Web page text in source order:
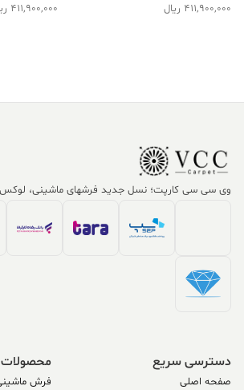
411,900,000 ریال 411,900,000
وی سی سی کارپت؛ نسل جدید فرشهای ماشینی،
دسترسی سریع
صفحه اصلی
محصولات
فرش